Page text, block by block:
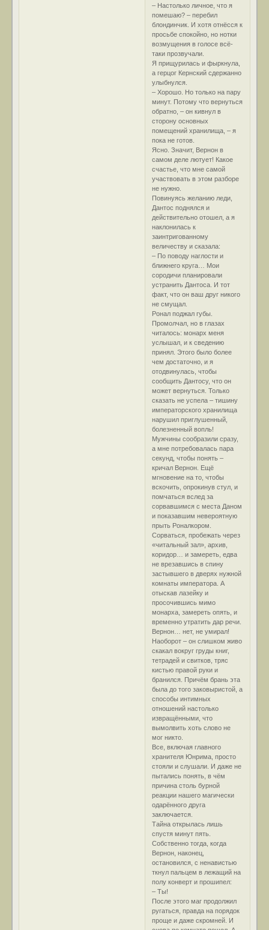
– Настолько личное, что я
помешаю? – перебил
блондинчик. И хотя отнёсся к
просьбе спокойно, но нотки
возмущения в голосе всё-
таки прозвучали.
Я прищурилась и фыркнула,
а герцог Кернский сдержанно
улыбнулся.
– Хорошо. Но только на пару
минут. Потому что вернуться
обратно, – он кивнул в
сторону основных
помещений хранилища, – я
пока не готов.
Ясно. Значит, Вернон в
самом деле лютует! Какое
счастье, что мне самой
участвовать в этом разборе
не нужно.
Повинуясь желанию леди,
Дантос поднялся и
действительно отошел, а я
наклонилась к
заинтригованному
величеству и сказала:
– По поводу наглости и
ближнего круга… Мои
сородичи планировали
устранить Дантоса. И тот
факт, что он ваш друг никого
не смущал.
Ронал поджал губы.
Промолчал, но в глазах
читалось: монарх меня
услышал, и к сведению
принял. Этого было более
чем достаточно, и я
отодвинулась, чтобы
сообщить Дантосу, что он
может вернуться. Только
сказать не успела – тишину
императорского хранилища
нарушил приглушенный,
болезненный вопль!
Мужчины сообразили сразу,
а мне потребовалась пара
секунд, чтобы понять –
кричал Вернон. Ещё
мгновение на то, чтобы
вскочить, опрокинув стул, и
помчаться вслед за
сорвавшимся с места Даном
и показавшим невероятную
прыть Роналкором.
Сорваться, пробежать через
«читальный зал», архив,
коридор… и замереть, едва
не врезавшись в спину
застывшего в дверях нужной
комнаты императора. А
отыскав лазейку и
просочившись мимо
монарха, замереть опять, и
временно утратить дар речи.
Вернон… нет, не умирал!
Наоборот – он слишком живо
скакал вокруг груды книг,
тетрадей и свитков, тряс
кистью правой руки и
бранился. Причём брань эта
была до того заковыристой, а
способы интимных
отношений настолько
извращёнными, что
вымолвить хоть слово не
мог никто.
Все, включая главного
хранителя Юнрима, просто
стояли и слушали. И даже не
пытались понять, в чём
причина столь бурной
реакции нашего магически
одарённого друга
заключается.
Тайна открылась лишь
спустя минут пять.
Собственно тогда, когда
Вернон, наконец,
остановился, с ненавистью
ткнул пальцем в лежащий на
полу конверт и прошипел:
– Ты!
После этого маг продолжил
ругаться, правда на порядок
проще и даже скромней. И